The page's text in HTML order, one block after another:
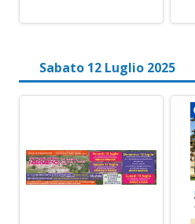
Sabato 12 Luglio 2025